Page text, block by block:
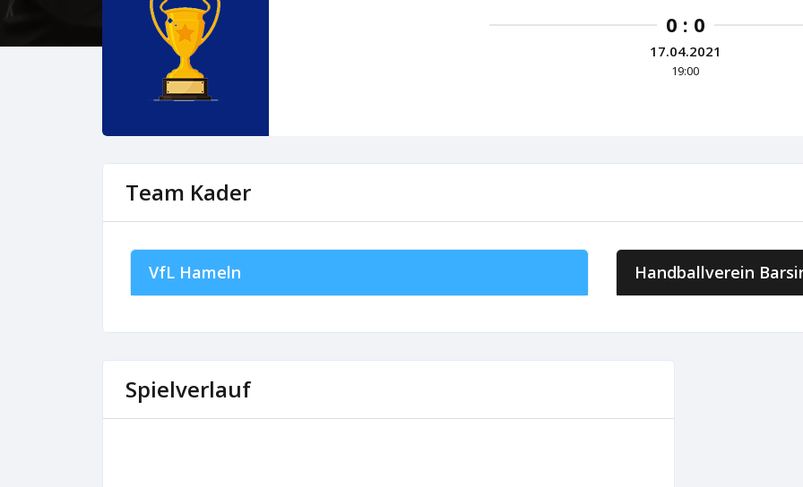
0 : 0
17.04.2021
19:00
Team Kader
VfL Hameln Handballverein
Spielverlauf